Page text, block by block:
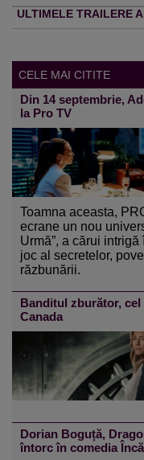
ULTIMELE TRAILERE
CELE MAI CITITE
Din 14 septembrie,
la Pro TV
Toamna aceasta,
ecrane un nou
Urmă”, a cărui
joc al secretelor,
răzbunării.
Banditul zburător,
Canada
Dorian Boguță,
întorc în comedia